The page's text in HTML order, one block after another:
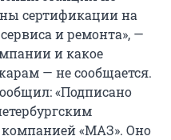
сертификации на
и ремонта», —
и какое
— не сообщается.
«Подписано
«МАЗ». Оно